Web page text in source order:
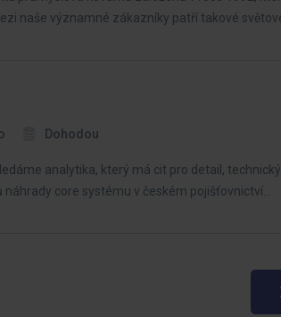
naše významné zákazníky patří takové
Dohodou
analytika, který má cit pro detail,
náhrady core systému v českém pojišťovnictví…